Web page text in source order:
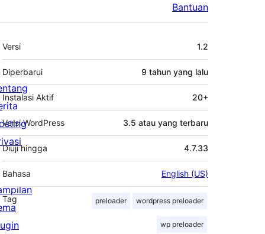
Bantuan
Meta
Versi 1.2
Diperbarui 9 tahun yang lalu
Instalasi Aktif 20+
Versi WordPress 3.5 atau yang terbaru
Diuji hingga 4.7.33
Bahasa English (US)
Tag preloader wordpress preloader
wp preloader